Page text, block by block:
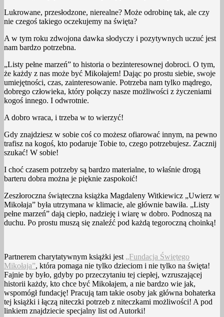
Lukrowane, przesłodzone, nierealne? Może odrobinę tak, ale czy
nie czegoś takiego oczekujemy na święta?
A w tym roku zdwojona dawka słodyczy i pozytywnych uczuć jest
nam bardzo potrzebna.
„Listy pełne marzeń” to historia o bezinteresownej dobroci. O tym,
że każdy z nas może być Mikołajem! Dając po prostu siebie, swoje
umiejętności, czas, zainteresowanie. Potrzeba nam tylko mądrego,
dobrego człowieka, który połączy nasze możliwości z życzeniami
kogoś innego. I odwrotnie.
A dobro wraca, i trzeba w to wierzyć!
Gdy znajdziesz w sobie coś co możesz ofiarować innym, na pewno
trafisz na kogoś, kto podaruje Tobie to, czego potrzebujesz. Zacznij
szukać! W sobie!
I choć czasem potrzeby są bardzo materialne, to właśnie drogą
barteru dobra można je pięknie zaspokoić!
Zeszłoroczna świąteczna książka Magdaleny Witkiewicz „Uwierz w
Mikołaja” była utrzymana w klimacie, ale głównie bawiła. „Listy
pełne marzeń” dają ciepło, nadzieję i wiarę w dobro. Podnoszą na
duchu. Po prostu muszą się znaleźć pod każdą tegoroczną choinką!
Partnerem charytatywnym książki jest „Fundacja Świętego
Mikołaja”, która pomaga nie tylko dzieciom i nie tylko na święta!
Fajnie by było, gdyby po przeczytaniu tej ciepłej, wzruszającej
historii każdy, kto chce być Mikołajem, a nie bardzo wie jak,
wspomógł fundację! Pracują tam takie osoby jak główna bohaterka
tej książki i łączą niteczki potrzeb z niteczkami możliwości! A pod
linkiem znajdziecie specjalny list od Autorki!